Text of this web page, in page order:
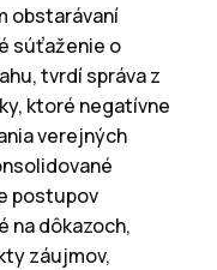
obstarávaní
súťaženie o
tvrdí správa z
ktoré negatívne
verejných
postupov
na dôkazoch,
záujmov,